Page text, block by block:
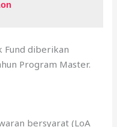
Fund diberikan
Program Master.
bersyarat (LoA